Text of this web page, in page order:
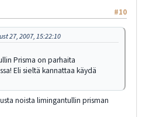
#10
27, 2007, 15:22:10
Prisma on parhaita
Eli sieltä kannattaa käydä
noista limingantullin prisman